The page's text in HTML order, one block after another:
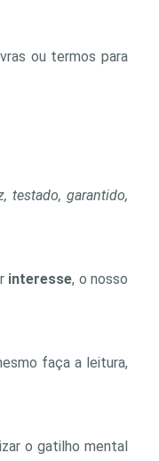
ou termos para
testado, garantido,
interesse, o nosso
faça a leitura,
o gatilho mental